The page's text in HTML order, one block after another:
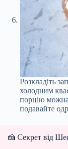
Розкладіть
холодним
порцію
подавайте
🍰 Секрет від